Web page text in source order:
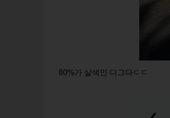
80%가 살색인 디그다ㄷㄷ